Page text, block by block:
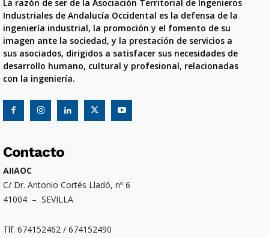
La razón de ser de la Asociación Territorial de Ingenieros
Industriales de Andalucía Occidental es la defensa de la
ingeniería industrial, la promoción y el fomento de su
imagen ante la sociedad, y la prestación de servicios a
sus asociados, dirigidos a satisfacer sus necesidades de
desarrollo humano, cultural y profesional, relacionadas
con la ingeniería.
Contacto
AIIAOC
C/ Dr. Antonio Cortés Lladó, nº 6
41004 – SEVILLA
Tlf. 674152462 / 674152490